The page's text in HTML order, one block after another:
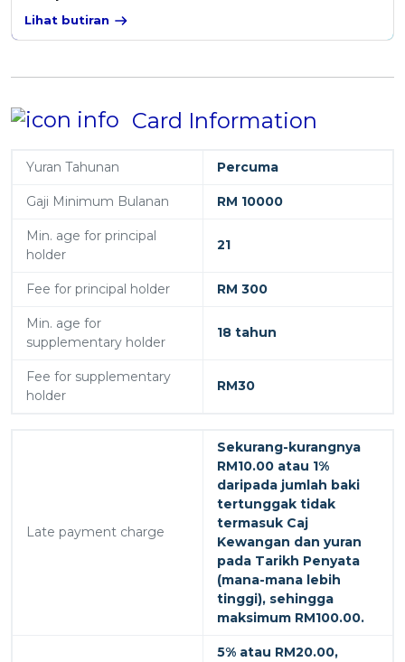
Lihat butiran
Card Information
Yuran Tahunan Percuma
Gaji Minimum Bulanan RM 10000
Min. age for principal
holder
21
Fee for principal holder RM 300
Min. age for
supplementary holder
18 tahun
Fee for supplementary
holder
RM30
Late payment charge
Sekurang-kurangnya
RM10.00 atau 1%
daripada jumlah baki
tertunggak tidak
termasuk Caj
Kewangan dan yuran
pada Tarikh Penyata
(mana-mana lebih
tinggi), sehingga
maksimum RM100.00.
5% atau RM20.00,